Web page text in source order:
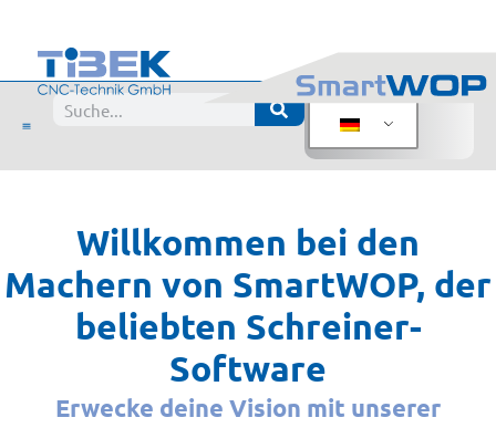
Willkommen bei den
Machern von SmartWOP, der
beliebten Schreiner-
Software
Erwecke deine Vision mit unserer